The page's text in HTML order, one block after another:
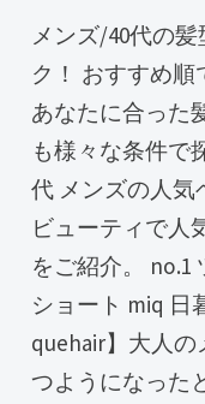
メンズ/40代の髪型・ヘアスタイルをチェッ
ク！ おすすめ順
あなたに合った
も様々な条件で
代 メンズの人気
ビューティで人
をご紹介。 no.1
ショート miq 日
quehair】大人の
つようになった